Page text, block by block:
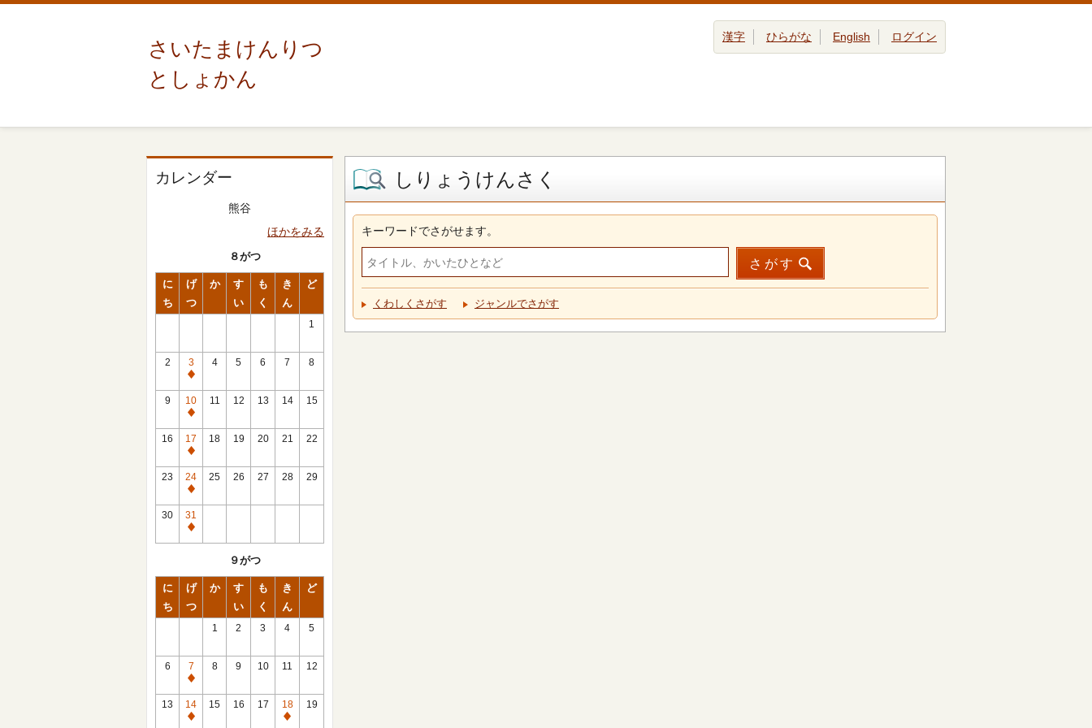
さいたまけんりつ
としょかん
漢字 ひらがな English ログイン
カレンダー
熊谷
ほかをみる
８がつ
に
ち
げ
つ
か
す
い
も
く
き
ん
ど
1
2
3
休
館
日
4 5 6 7 8
9
10
休
館
日
11 12 13 14 15
16
17
休
館
日
18 19 20 21 22
23
24
休
館
日
25 26 27 28 29
30
31
休
９がつ
に
ち
げ
つ
か
す
い
も
く
き
ん
ど
1 2 3 4 5
6
7
休
館
日
8 9 10 11 12
13
14
休
15 16 17
18
休
19
しりょうけんさく
キーワードでさがせます。
さがす
くわしくさがす ジャンルでさがす